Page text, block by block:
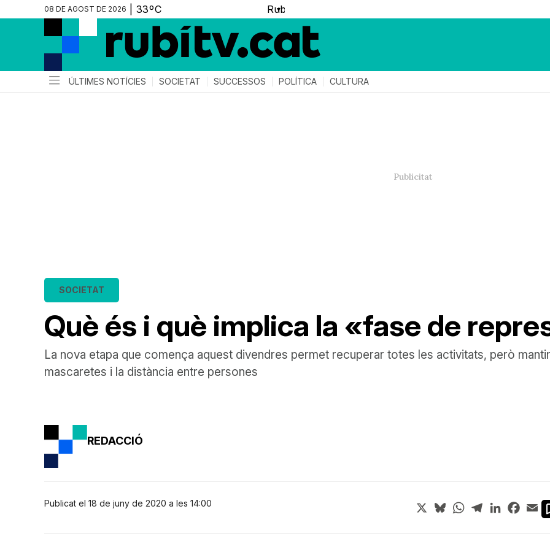
08 DE AGOST DE 2026 ▼
ÚLTIMES NOTÍCIES SOCIETAT SUCCESSOS POLÍTICA CULTURA
Què és i què implica la «fase de
SOCIETAT
La nova etapa que comença aquest divendres permet recuperar totes les activitats, però
mascaretes i la distància entre persones
REDACCIÓ
Publicat el 18 de juny de 2020 a les 14:00 X BlueskyWhatsApp
TelegramLinkedIn